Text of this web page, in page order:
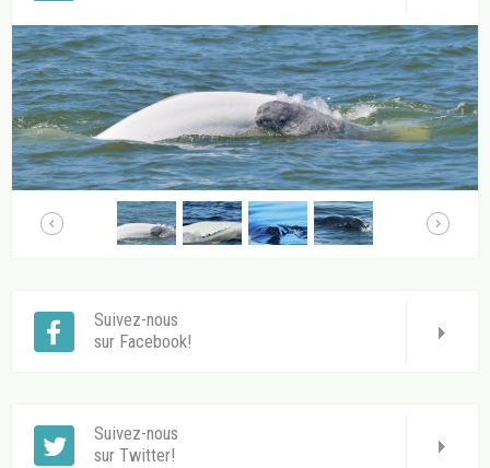
Suivez-nous
sur Facebook!
Suivez-nous
sur Twitter!